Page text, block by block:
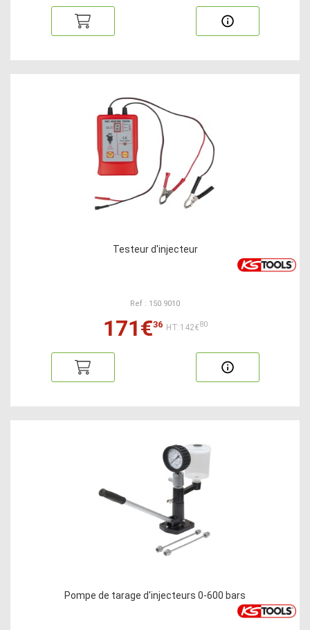
Testeur d'injecteur
Ref : 150.9010
171€36 HT:142€80
Pompe de tarage d'injecteurs 0-600 bars